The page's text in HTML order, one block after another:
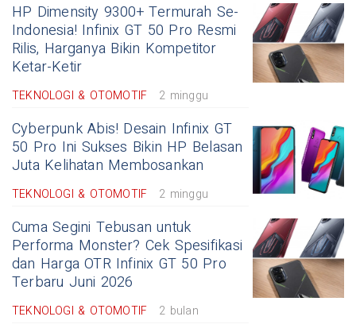
HP Dimensity 9300+ Termurah Se-
Indonesia! Infinix GT 50 Pro Resmi
Rilis, Harganya Bikin Kompetitor
Ketar-Ketir
TEKNOLOGI & OTOMOTIF 2 minggu
Cyberpunk Abis! Desain Infinix GT
50 Pro Ini Sukses Bikin HP Belasan
Juta Kelihatan Membosankan
TEKNOLOGI & OTOMOTIF 2 minggu
Cuma Segini Tebusan untuk
Performa Monster? Cek Spesifikasi
dan Harga OTR Infinix GT 50 Pro
Terbaru Juni 2026
TEKNOLOGI & OTOMOTIF 2 bulan